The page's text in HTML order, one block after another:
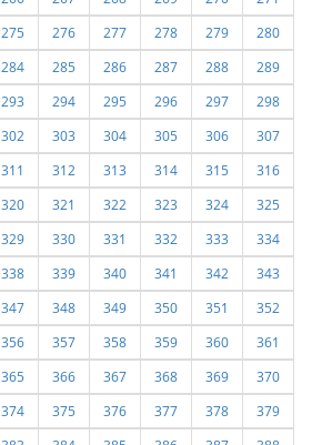
275 276 277 278 279
280
284 285 286 287 288
289
293 294 295 296 297
298
302 303 304 305 306
307
311 312 313 314 315
316
320 321 322 323 324
325
329 330 331 332 333
334
338 339 340 341 342
343
347 348 349 350 351
352
356 357 358 359 360
361
365 366 367 368 369
370
374 375 376 377 378
379